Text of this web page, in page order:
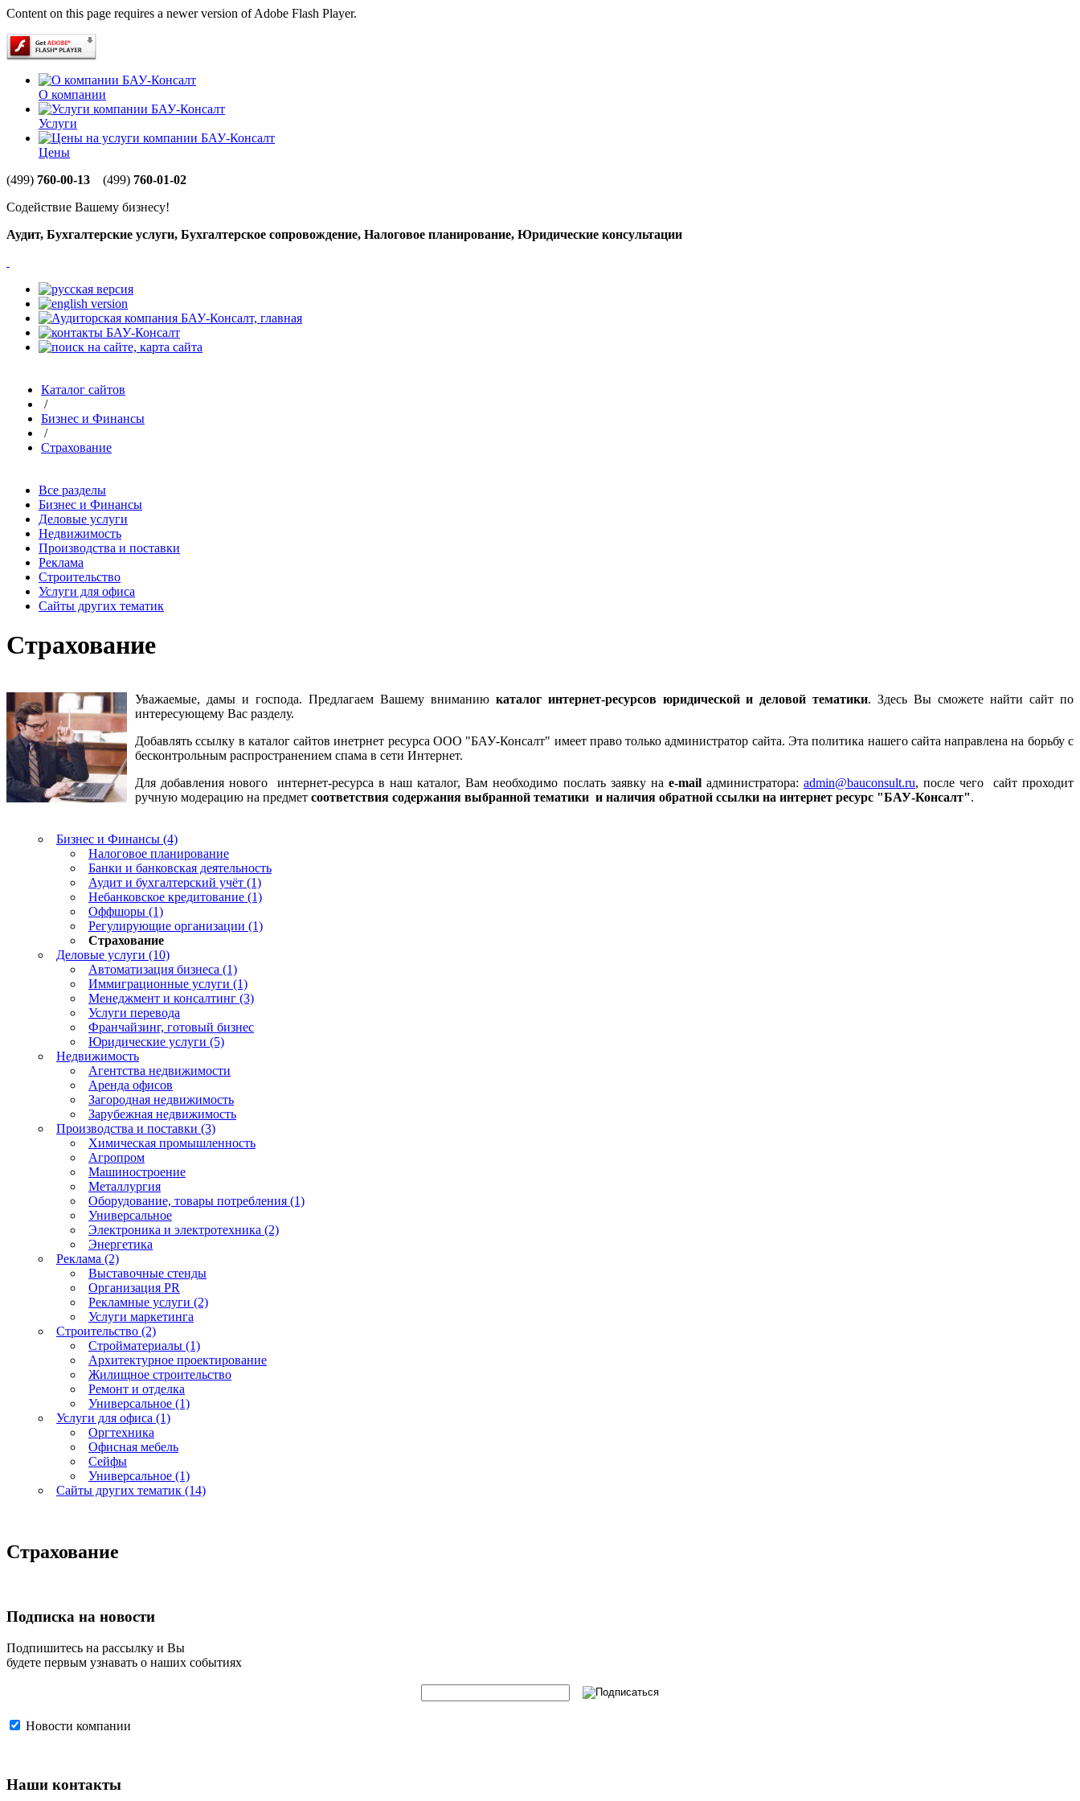
Content on this page requires a newer version of Adobe Flash Player.
О компании
Услуги
Цены
(499) 760-00-13 (499) 760-01-02
Содействие Вашему бизнесу!
Аудит, Бухгалтерские услуги, Бухгалтерское сопровождение, Налоговое планирование, Юридические консультации
Каталог сайтов
/
Бизнес и Финансы
/
Страхование
Все разделы
Бизнес и Финансы
Деловые услуги
Недвижимость
Производства и поставки
Реклама
Строительство
Услуги для офиса
Сайты других тематик
Страхование
Уважаемые, дамы и господа. Предлагаем Вашему вниманию каталог интернет-ресурсов юридической и деловой тематики. Здесь Вы сможете найти сайт по
интересующему Вас разделу.
Добавлять ссылку в каталог сайтов инетрнет ресурса ООО "БАУ-Консалт" имеет право только администратор сайта. Эта политика нашего сайта направлена на борьбу с
бесконтрольным распространением спама в сети Интернет.
Для добавления нового интернет-ресурса в наш каталог, Вам необходимо послать заявку на e-mailадминистратора: admin@bauconsult.ru, после чего сайт проходит
ручную модерацию на предмет соответствия содержания выбранной тематики и наличия обратной ссылки на интернет ресурс "БАУ-Консалт".
Бизнес и Финансы (4)
Налоговое планирование
Банки и банковская деятельность
Аудит и бухгалтерский учёт (1)
Небанковское кредитование (1)
Оффшоры (1)
Регулирующие организации (1)
Страхование
Деловые услуги (10)
Автоматизация бизнеса (1)
Иммиграционные услуги (1)
Менеджмент и консалтинг (3)
Услуги перевода
Франчайзинг, готовый бизнес
Юридические услуги (5)
Недвижимость
Агентства недвижимости
Аренда офисов
Загородная недвижимость
Зарубежная недвижимость
Производства и поставки (3)
Химическая промышленность
Агропром
Машиностроение
Металлургия
Оборудование, товары потребления (1)
Универсальное
Электроника и электротехника (2)
Энергетика
Реклама (2)
Выставочные стенды
Организация PR
Рекламные услуги (2)
Услуги маркетинга
Строительство (2)
Стройматериалы (1)
Архитектурное проектирование
Жилищное строительство
Ремонт и отделка
Универсальное (1)
Услуги для офиса (1)
Оргтехника
Офисная мебель
Сейфы
Универсальное (1)
Сайты других тематик (14)
Страхование
Подписка на новости
Подпишитесь на рассылку и Вы
будете первым узнавать о наших событиях
Новости компании
Наши контакты